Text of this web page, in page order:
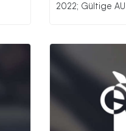
2022; Gültige